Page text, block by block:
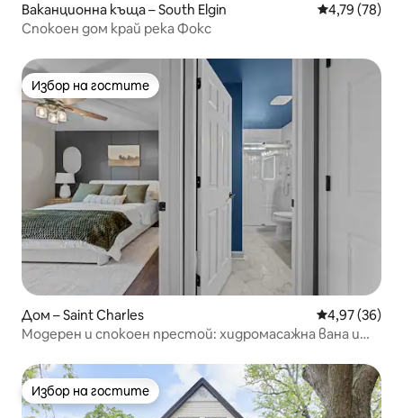
Ваканционна къща – South Elgin Средна
4,79 (78)
Спокоен дом край река Фокс
Избор на гостите
Избор на гостите
Дом – Saint Charles Средна
4,97 (36)
Модерен и спокоен престой: хидромасажна вана и
Избор на гостите
Избор на гостите